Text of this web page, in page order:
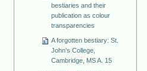
bestiaries and their
publication as colour
transparencies
A forgotten bestiary: St.
John's College,
Cambridge, MS A. 15